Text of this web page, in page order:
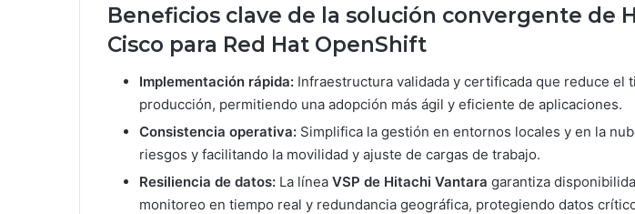
Beneficios clave de la solución convergente de
Cisco para Red Hat OpenShift
Implementación rápida: Infraestructura validada y certificada que reduce el
producción, permitiendo una adopción más ágil y eficiente de aplicaciones.
Consistencia operativa: Simplifica la gestión en entornos locales y en la
riesgos y facilitando la movilidad y ajuste de cargas de trabajo.
Resiliencia de datos: La línea VSP de Hitachi Vantara garantiza
monitoreo en tiempo real y redundancia geográfica, protegiendo datos